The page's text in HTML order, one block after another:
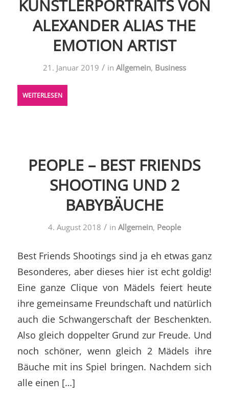
KÜNSTLERPORTRAITS VON
ALEXANDER ALIAS THE
EMOTION ARTIST
21. Januar 2019 / in Allgemein, Business
WEITERLESEN
PEOPLE – BEST FRIENDS
SHOOTING UND 2
BABYBÄUCHE
4. August 2018 / in Allgemein, People
Best Friends Shootings sind ja eh etwas ganz
Besonderes, aber dieses hier ist echt goldig!
Eine ganze Clique von Mädels feiert heute
ihre gemeinsame Freundschaft und natürlich
auch die Schwangerschaft der Beschenkten.
Also gleich doppelter Grund zur Freude. Und
noch schöner, wenn gleich 2 Mädels ihre
Bäuche mit ins Spiel bringen. Nachdem sich
alle einen […]